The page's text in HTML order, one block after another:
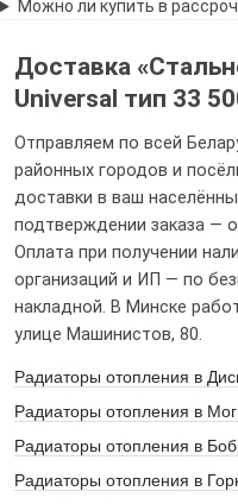
Я даю свое согласие на
Можно ли купить в
Доставка
Universal тип 33
Отправляем по всей
районных городов и
доставки в ваш
подтверждении заказа —
Оплата при получении
организаций и ИП — по
накладной. В Минске
улице Машинистов, 80.
Радиаторы отопления в
Радиаторы отопления в
Радиаторы отопления в
Радиаторы отопления в